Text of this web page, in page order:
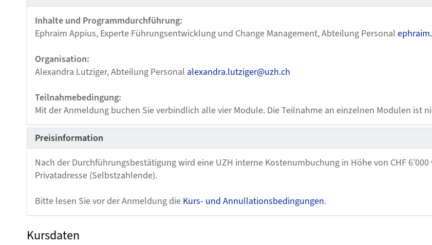
Inhalte und Programmdurchführung:
Ephraim Appius, Experte Führungsentwicklung und Change Management, Abteilung Personal
Organisation:
Alexandra Lutziger, Abteilung Personal alexandra.lutziger@uzh.ch
Teilnahmebedingung:
Mit der Anmeldung buchen Sie verbindlich alle vier Module. Die Teilnahme an einzelnen Modulen ist
Preisinformation
Nach der Durchführungsbestätigung wird eine UZH interne Kostenumbuchung in Höhe von CHF
Privatadresse (Selbstzahlende).
Bitte lesen Sie vor der Anmeldung die Kurs- und Annullationsbedingungen.
Kursdaten